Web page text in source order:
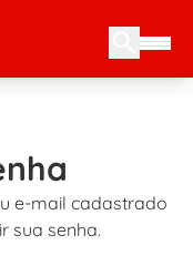
e-mail cadastrado
sua senha.